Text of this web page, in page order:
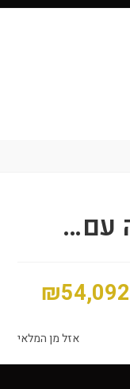
עם…
₪54,092
אזל מן המלאי